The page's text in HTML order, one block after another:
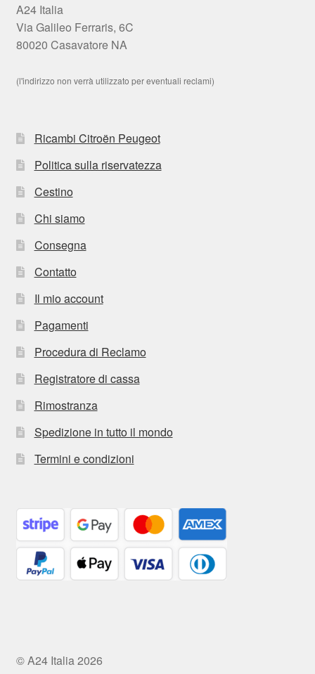
A24 Italia
Via Galileo Ferraris, 6C
80020 Casavatore NA
(l'indirizzo non verrà utilizzato per eventuali reclami)
Ricambi Citroën Peugeot
Politica sulla riservatezza
Cestino
Chi siamo
Consegna
Contatto
Il mio account
Pagamenti
Procedura di Reclamo
Registratore di cassa
Rimostranza
Spedizione in tutto il mondo
Termini e condizioni
© A24 Italia 2026